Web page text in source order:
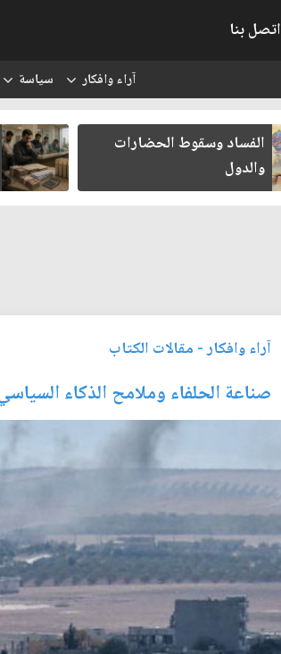
اتصل بنا
آراء وافكار سياسة
رواتب الموظفين على صفيح
ساخن
آراء وافكار- مقالات الكتاب
صناعة الحلفاء وملامح الذكاء